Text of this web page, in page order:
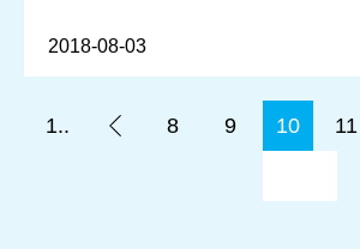
2018-08-03
1.. 8 9 10 11